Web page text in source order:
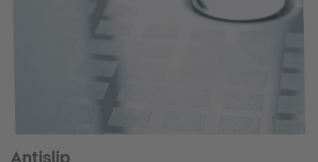
Antislip